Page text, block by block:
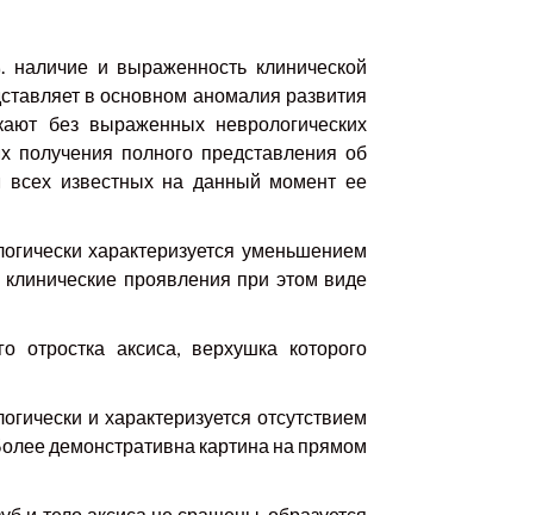
и выраженность клинической
в основном аномалия развития
без выраженных неврологических
полного представления об
всех известных на данный момент ее
характеризуется уменьшением
проявления при этом виде
отростка аксиса, верхушка которого
и характеризуется отсутствием
демонстративна картина на прямом